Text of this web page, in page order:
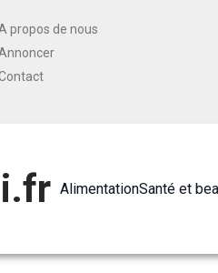
propos de nous
AlimentationSanté et